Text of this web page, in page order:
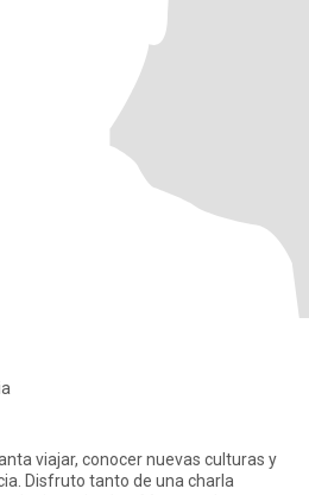
viajar, conocer nuevas culturas y
Disfruto tanto de una charla